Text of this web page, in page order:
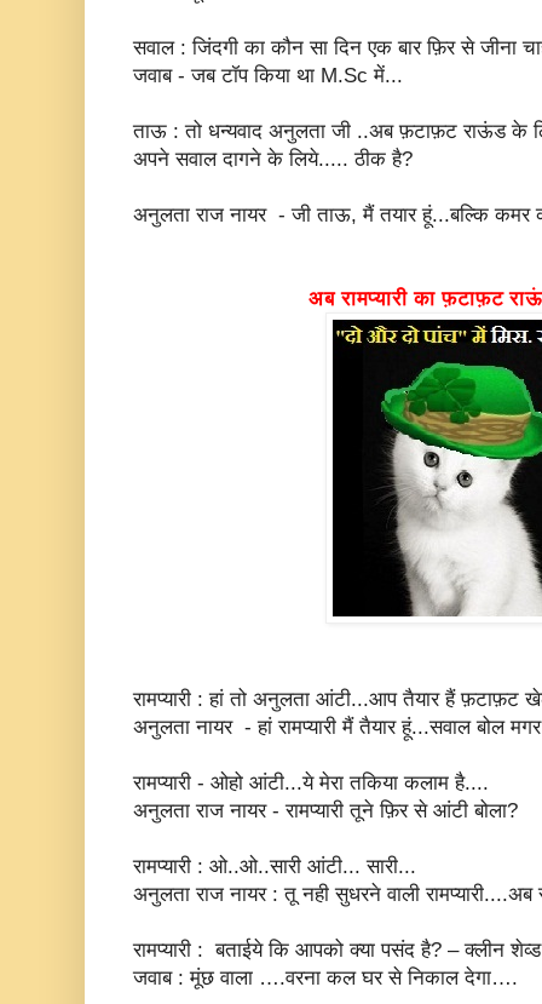
सवाल : जिंदगी का कौन सा दिन एक बार फ़िर से जीना
जवाब - जब टॉप किया था M.Sc में...
ताऊ : तो धन्यवाद अनुलता जी ..अब फ़टाफ़ट राऊंड के
अपने सवाल दागने के लिये..... ठीक है?
अनुलता राज नायर - जी ताऊ, मैं तयार हूं...बल्कि
अब रामप्यारी का फ़टाफ़ट
रामप्यारी : हां तो अनुलता आंटी...आप तैयार हैं फ़टाफ़ट
अनुलता नायर - हां रामप्यारी मैं तैयार हूं...सवाल बोल
रामप्यारी - ओहो आंटी...ये मेरा तकिया कलाम है....
अनुलता राज नायर - रामप्यारी तूने फ़िर से आंटी बोला?
रामप्यारी : ओ..ओ..सारी आंटी... सारी...
अनुलता राज नायर : तू नही सुधरने वाली
रामप्यारी : बताईये कि आपको क्या पसंद है? – क्लीन
जवाब : मूंछ वाला ….वरना कल घर से निकाल देगा….